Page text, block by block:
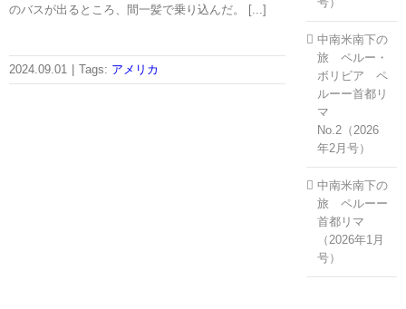
のバスが出るところ、間一髪で乗り込んだ。 [...]
2024.09.01 Tags: アメリカ
中南米南下の
旅 ペルー・
ボリビア ペ
ルーー首都リ
マ
No.2（2026
年2月号）
中南米南下の
旅 ペルーー
首都リマ
（2026年1月
号）